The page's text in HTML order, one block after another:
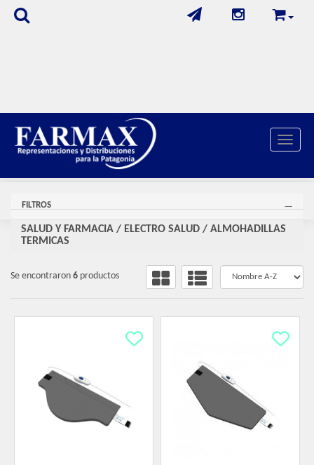
Toggle
FILTROS
SALUD Y FARMACIA / ELECTRO SALUD / ALMOHADILLAS
TERMICAS
Se encontraron 6 productos